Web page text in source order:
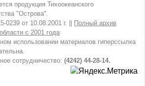
продукция Тихоокеанского
"Острова".
от 10.08.2001 г. ||
Полный архив
с 2001 года
использовании материалов гиперссылка
сотрудничество: (4242) 44-28-14.